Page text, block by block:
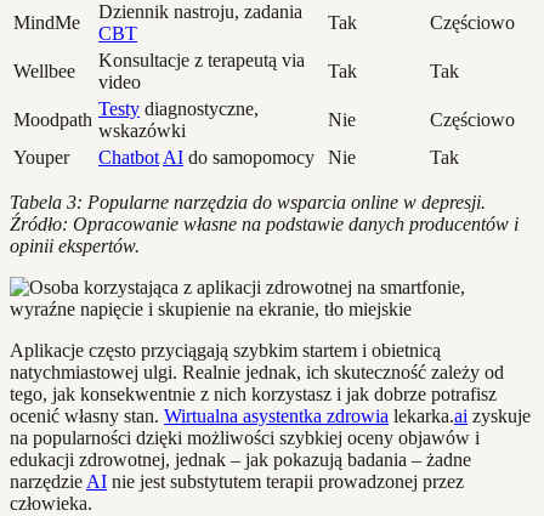
MindMe
Dziennik nastroju, zadania
CBT
Tak Częściowo
Wellbee
Konsultacje z terapeutą via
video
Tak Tak
Moodpath
Testy diagnostyczne,
wskazówki
Nie
Częściowo
Youper
Chatbot AI do samopomocy Nie Tak
Tabela 3: Popularne narzędzia do wsparcia online w depresji.
Źródło: Opracowanie własne na podstawie danych producentów i
opinii ekspertów.
Aplikacje często przyciągają szybkim startem i obietnicą
natychmiastowej ulgi. Realnie jednak, ich skuteczność zależy od
tego, jak konsekwentnie z nich korzystasz i jak dobrze potrafisz
ocenić własny stan. Wirtualna asystentka zdrowia lekarka.ai zyskuje
na popularności dzięki możliwości szybkiej oceny objawów i
edukacji zdrowotnej, jednak – jak pokazują badania – żadne
narzędzie AI nie jest substytutem terapii prowadzonej przez
człowieka.